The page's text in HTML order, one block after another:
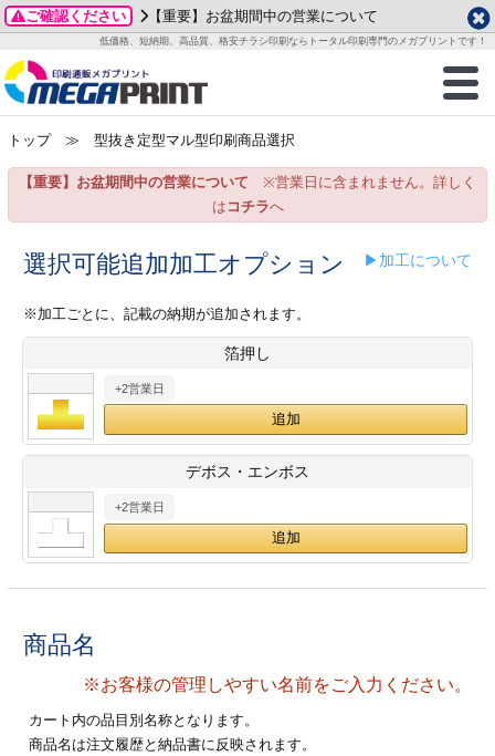
ご確認ください 【重要】お盆期間中の営業について
低価格、短納期、高品質、格安チラシ印刷ならトータル印刷専門のメガプリントです！
商品一覧
グッズ
ステッカー
ックカード印刷
業ツール印刷
＆盛り上げ印刷
ご利用ガイド
お客様へ
いて
方法
/送料について
刷
カード印刷
ックカード名刺
ムカード
型マル型印刷
ード印刷
印刷
データ作成ガイド
成前に
ガイド
加工指示ガイド
テンプレート
ード印刷
名刺印刷
ックカード
ード印刷
印刷
形マル型
印刷
名刺印刷
一覧
わせ
り
プル請求
2026年 8月
月
火 水 木 金
土
1
3
4 5 6 7
8
15
24
25 26 27
29
土
1
2 3
8 9 10 11
12
14
15 16 17 18
19
25
26
28
29 30
トップ≫ 型抜き定型マル型印刷商品選択
【重要】お盆期間中の営業について ※営業日に含まれません。詳しく
は コチラへ
選択可能追加加工オプション ▶加工について
※加工ごとに、記載の納期が追加されます。
箔押し
+2営業日
デボス・エンボス
+2営業日
商品名
※お客様の管理しやすい名前をご入力ください。
カート内の品目別名称となります。
商品名は注文履歴と納品書に反映されます。